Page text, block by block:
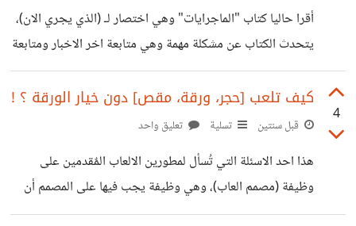
تعليمية؟ أم يجب علي دخول كلية علم النفس ودراسة علوم
الاجتماع وعلم نفس الاسرة وغيرها لأشفي
أقرا حاليا كتاب "الماجرايات" وهي اختصار لـ (الذي يجري الان)،
يتحدث الكتاب عن مشكلة مهمة وهي متابعة اخر الاخبار ومتابعة
التعليقات على تلك الاخبار وحتى الردود على تلك التعليقات !،
ليكتشف المرء انه اضاع الكثير من الوقت في شيئ لن يفيديه في
شيئ. ولكن الكاتب يقول ان اؤلاك من "يضيعون وقتهم" تصبح
الدين بـ(فقه الواقع)، فيعلم اخر الاخبار ويعرف اراء الناس وهكذا
يتابعهم او لا وايضا يتقدم بسهولة. ونظرا لان
4
كيف تلعب [حجر، ورقة، مقص] دون خيار الورقة ؟ !
قبل سنتين تسلية تعليق واحد
هذا احد الاسئلة التي تُسأل لمطورين الالعاب المٌقدمين على
وظيفة (مصمم العاب)، وهي وظيفة يجب فيها على المصمم أن
يحل مثل هذه المشاكل، فيحاول تحويل اللعبة إلى لعبة ممتعة